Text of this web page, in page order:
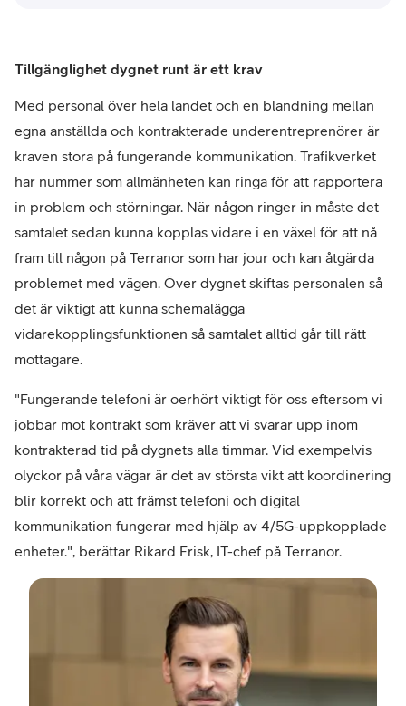
Tillgänglighet dygnet runt är ett krav
Med personal över hela landet och en blandning mellan
egna anställda och kontrakterade underentreprenörer är
kraven stora på fungerande kommunikation. Trafikverket
har nummer som allmänheten kan ringa för att rapportera
in problem och störningar. När någon ringer in måste det
samtalet sedan kunna kopplas vidare i en växel för att nå
fram till någon på Terranor som har jour och kan åtgärda
problemet med vägen. Över dygnet skiftas personalen så
det är viktigt att kunna schemalägga
vidarekopplingsfunktionen så samtalet alltid går till rätt
mottagare.
"Fungerande telefoni är oerhört viktigt för oss eftersom vi
jobbar mot kontrakt som kräver att vi svarar upp inom
kontrakterad tid på dygnets alla timmar. Vid exempelvis
olyckor på våra vägar är det av största vikt att koordinering
blir korrekt och att främst telefoni och digital
kommunikation fungerar med hjälp av 4/5G-uppkopplade
enheter.", berättar Rikard Frisk, IT-chef på Terranor.
–
chef